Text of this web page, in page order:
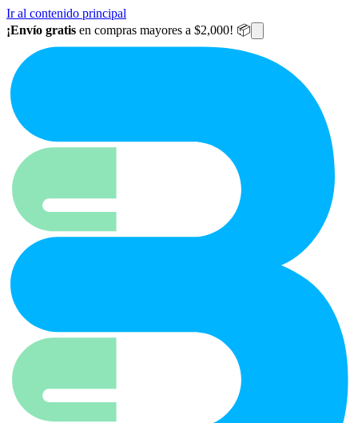
Ir al contenido principal
¡Envío gratis en compras mayores a $2,000! 📦